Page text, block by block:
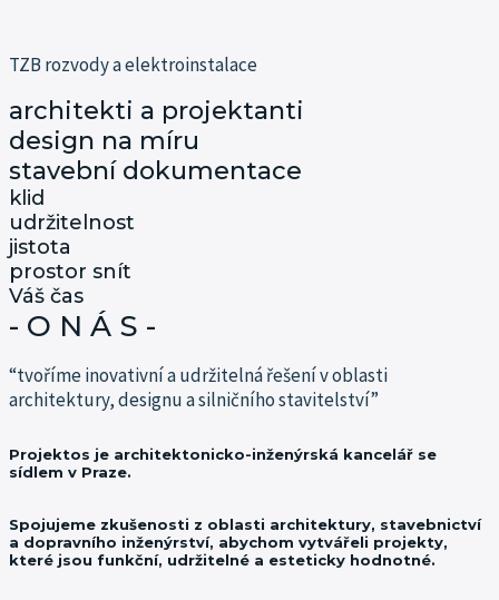
TZB rozvody a elektroinstalace
architekti a projektanti
design na míru
stavební dokumentace
klid
udržitelnost
jistota
prostor snít
Váš čas
- O N Á S -
“tvoříme inovativní a udržitelná řešení v oblasti
architektury, designu a silničního stavitelství”
Projektos je architektonicko-inženýrská kancelář se
sídlem v Praze.
Spojujeme zkušenosti z oblasti architektury, stavebnictví
a dopravního inženýrství, abychom vytvářeli projekty,
které jsou funkční, udržitelné a esteticky hodnotné.